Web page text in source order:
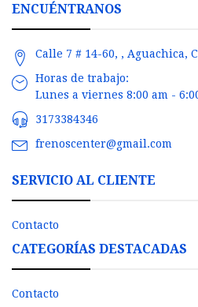
ENCUÉNTRANOS
Calle 7 # 14-60, , Aguachica,
Horas de trabajo:
Lunes a viernes 8:00 am -
3173384346
frenoscenter@gmail.com
SERVICIO AL CLIENTE
Contacto
CATEGORÍAS DESTACADAS
Contacto